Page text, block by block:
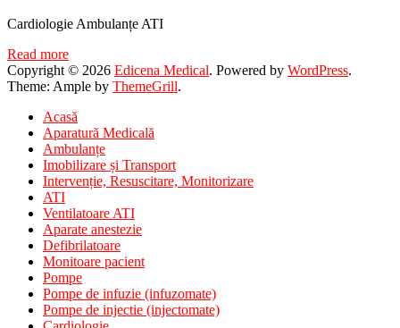
Cardiologie Ambulanțe ATI
Read more
Copyright © 2026 Edicena Medical. Powered by WordPress.
Theme: Ample by ThemeGrill.
Acasă
Aparatură Medicală
Ambulanțe
Imobilizare și Transport
Intervenție, Resuscitare, Monitorizare
ATI
Ventilatoare ATI
Aparate anestezie
Defibrilatoare
Monitoare pacient
Pompe
Pompe de infuzie (infuzomate)
Pompe de injectie (injectomate)